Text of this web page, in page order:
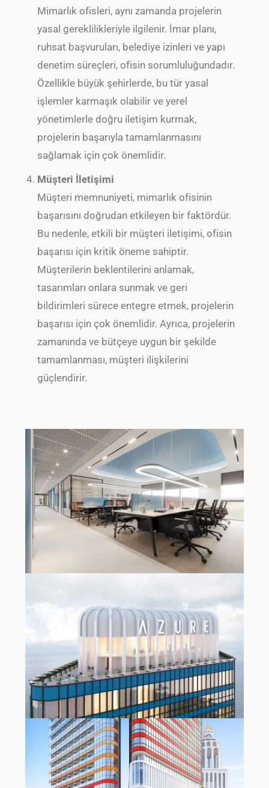
Mimarlık ofisleri, aynı zamanda projelerin
yasal gereklilikleriyle ilgilenir. İmar planı,
ruhsat başvuruları, belediye izinleri ve yapı
denetim süreçleri, ofisin sorumluluğundadır.
Özellikle büyük şehirlerde, bu tür yasal
işlemler karmaşık olabilir ve yerel
yönetimlerle doğru iletişim kurmak,
projelerin başarıyla tamamlanmasını
sağlamak için çok önemlidir.
Müşteri İletişimi
Müşteri memnuniyeti, mimarlık ofisinin
başarısını doğrudan etkileyen bir faktördür.
Bu nedenle, etkili bir müşteri iletişimi, ofisin
başarısı için kritik öneme sahiptir.
Müşterilerin beklentilerini anlamak,
tasarımları onlara sunmak ve geri
bildirimleri sürece entegre etmek, projelerin
başarısı için çok önemlidir. Ayrıca, projelerin
zamanında ve bütçeye uygun bir şekilde
tamamlanması, müşteri ilişkilerini
güçlendirir.